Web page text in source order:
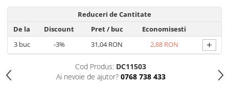
Hrana Umeda
Hrana Uscata
Ingrijire Animale
Ingrijire Copii
Accesorii Ingrijire Copii
Reduceri de Cantitate
De la
Discount Pret/ buc
Economisesti
3buc -3% 31,04 RON 2,88 RON +
Cod Produs: DC11503
Ai nevoie de ajutor? 0768 738 433